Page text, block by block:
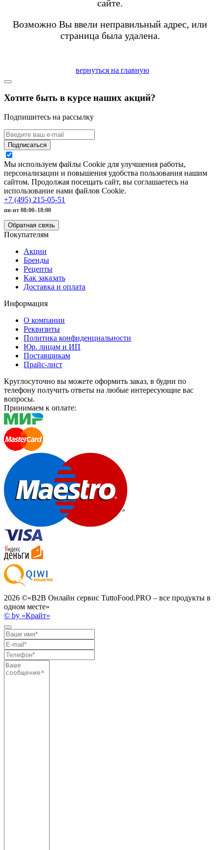
сайте.
Возможно Вы ввели неправильный адрес, или
страница была удалена.
вернуться на главную
Хотите быть в курсе наших акций?
Подпишитесь на рассылку
Подписаться
Мы используем файлы Cookie для улучшения работы,
персонализации и повышения удобства пользования нашим
сайтом. Продолжая посещать сайт, вы соглашаетесь на
использование нами файлов Cookie.
+7 (495) 215-05-51
пн-пт 08:00–18:00
Обратная связь
Покупателям
Акции
Бренды
Рецепты
Как заказать
Доставка и оплата
Информация
О компании
Реквизиты
Политика конфиденциальности
Юр. лицам и ИП
Поставщикам
Прайс-лист
Круглосуточно вы можете оформить заказ, в будни по
телефону получить ответы на любые интересующие вас
вопросы.
Принимаем к оплате:
2026 ©«B2B Онлайн сервис TuttoFood.PRO – все продукты в
одном месте»
© by «Крайт»